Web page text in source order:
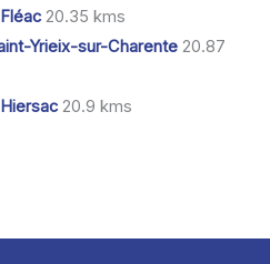
Fléac20.35 kms
Yrieix-sur-Charente20.87
Hiersac20.9 kms